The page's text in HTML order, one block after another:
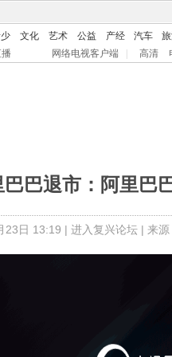
文化 艺术 公益 产经 汽车
网络电视客户端 高清
巴退市：阿里巴
23日 13:19 | 进入复兴论坛 | 来